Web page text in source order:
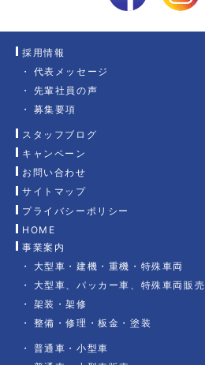
HOME
事業案内
大型車・建機・重機・特殊車両
大型車、パッカー車、特殊車両販売
架装・架修
整備・修理・板金・塗装
普通車・小型車
採用情報
代表メッセージ
先輩社員の声
募集要項
スタッフブログ
キャンペーン
お問い合わせ
サイトマップ
プライバシーポリシー